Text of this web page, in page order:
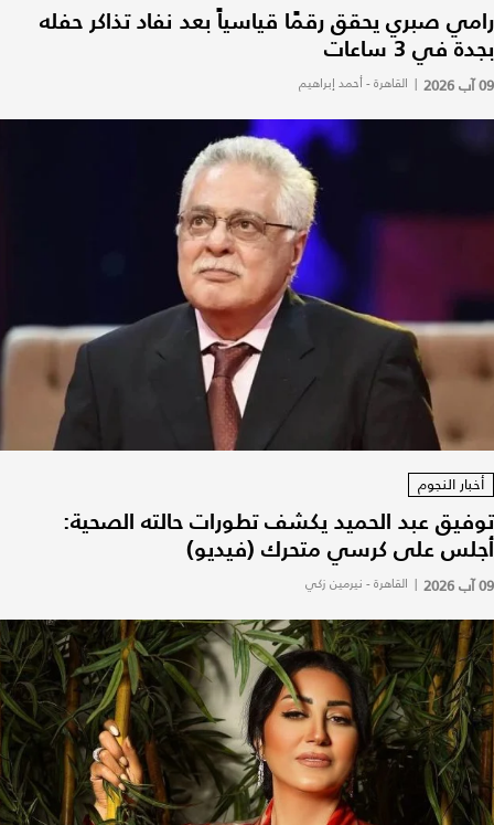
رامي صبري يحقق رقمًا قياسياً بعد نفاد تذاكر حفله
بجدة في 3 ساعات
09 آب 2026 | القاهرة - أحمد إبراهيم
أخبار النجوم
توفيق عبد الحميد يكشف تطورات حالته الصحية:
أجلس على كرسي متحرك (فيديو)
09 آب 2026 | القاهرة - نيرمين زكي